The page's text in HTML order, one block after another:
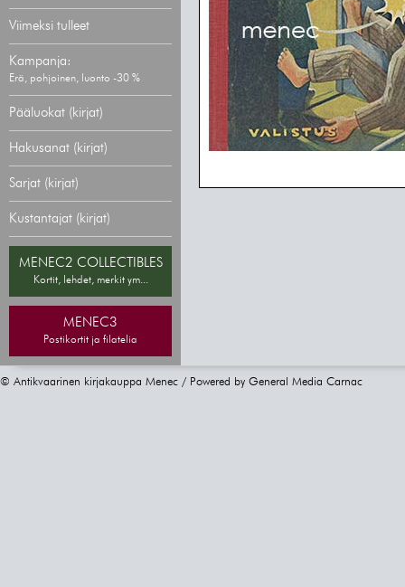
Viimeksi tulleet
Kampanja:
Erä, pohjoinen, luonto -30 %
Pääluokat (kirjat)
Hakusanat (kirjat)
Sarjat (kirjat)
Kustantajat (kirjat)
MENEC2 COLLECTIBLES
Kortit, lehdet, merkit ym...
MENEC3
Postikortit ja filatelia
© Antikvaarinen kirjakauppa Menec / Powered by General Media Carnac